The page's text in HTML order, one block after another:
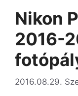
Nikon
2016-
2016.08.29.